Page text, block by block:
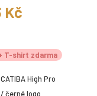
Kč
T-shirt zdarma